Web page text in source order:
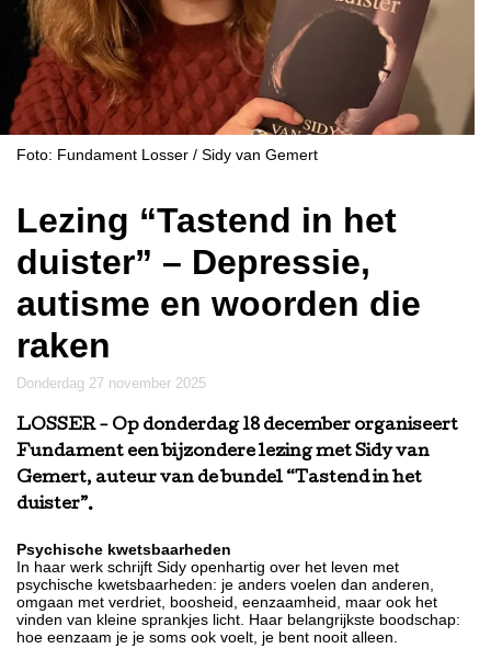
Foto: Fundament Losser / Sidy van Gemert
Lezing “Tastend in het
duister” – Depressie,
autisme en woorden die
raken
donderdag 27 november 2025
LOSSER- Op donderdag 18 december organiseert
Fundament een bijzondere lezing met Sidy van
Gemert, auteur van de bundel “Tastend in het
duister”.
Psychische kwetsbaarheden
In haar werk schrijft Sidy openhartig over het leven met
psychische kwetsbaarheden: je anders voelen dan anderen,
omgaan met verdriet, boosheid, eenzaamheid, maar ook het
vinden van kleine sprankjes licht. Haar belangrijkste boodschap:
hoe eenzaam je je soms ook voelt, je bent nooit alleen.